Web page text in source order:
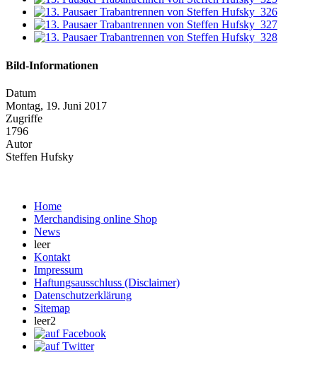
Bild-Informationen
Datum
Montag, 19. Juni 2017
Zugriffe
1796
Autor
Steffen Hufsky
Home
Merchandising online Shop
News
leer
Kontakt
Impressum
Haftungsausschluss (Disclaimer)
Datenschutzerklärung
Sitemap
leer2